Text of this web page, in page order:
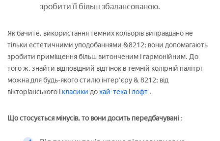
зробити її більш збалансованою.
Як бачите, використання темних кольорів виправдано не
тільки естетичними уподобаннями &8212; вони допомагають
зробити приміщення більш витонченим і гармонійним. До
того ж, знайти відповідний відтінок в темній колірній палітрі
можна для будь-якого стилю інтер'єру & 8212; від
вікторіанського і класики дохай-тека ілофт .
Що стосується мінусів, то вони досить передбачувані :